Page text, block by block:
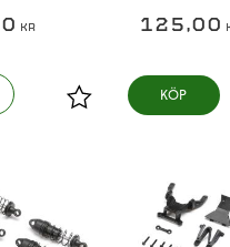
KR
Lägg till i favoriter
125,00
KÖP